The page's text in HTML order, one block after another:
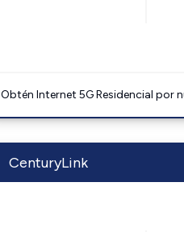
Obtén Internet 5G Residencial por
CenturyLink